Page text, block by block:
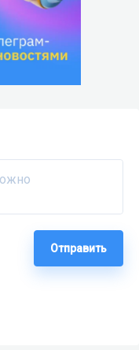
Отправить